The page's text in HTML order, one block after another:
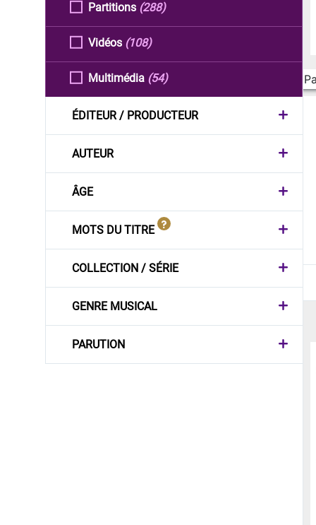
Partitions (288)
Vidéos (108)
Multimédia (54)
ÉDITEUR / PRODUCTEUR
AUTEUR
ÂGE
MOTS DU TITRE
COLLECTION / SÉRIE
GENRE MUSICAL
PARUTION